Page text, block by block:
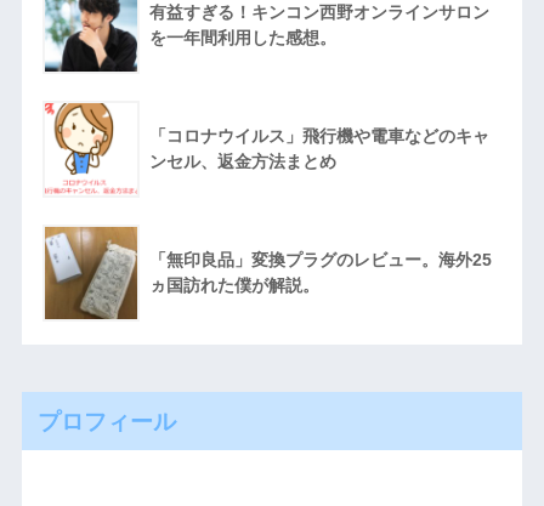
有益すぎる！キンコン西野オンラインサロン
を一年間利用した感想。
「コロナウイルス」飛行機や電車などのキャ
ンセル、返金方法まとめ
「無印良品」変換プラグのレビュー。海外25
ヵ国訪れた僕が解説。
プロフィール